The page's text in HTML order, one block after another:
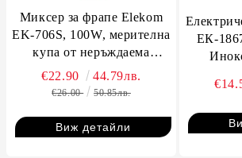
Миксер за фрапе Elekom
EK-706S, 100W, мерителна
купа от неръждаема
стомана 500 мл
€22.90 44.79лв.
€26.00 50.85лв.
Виж детайли
ЕК-